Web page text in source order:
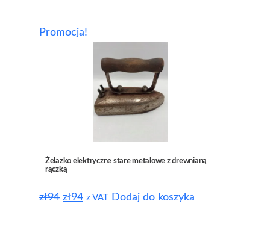
Promocja!
Żelazko elektryczne stare metalowe z drewnianą
rączką
zł94 zł94 z VAT Dodaj do koszyka